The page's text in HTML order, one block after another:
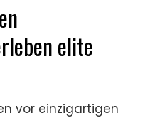
für die
Teamarbeit.
die
sie